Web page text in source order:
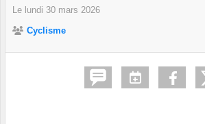
Le lundi 30 mars 2026
Cyclisme